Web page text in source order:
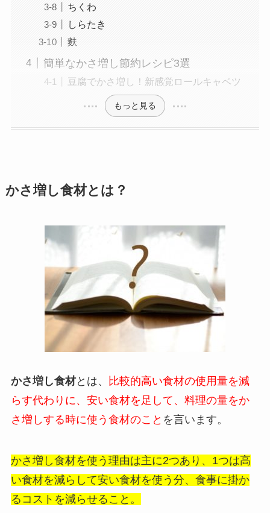
ちくわ
しらたき
麩
簡単なかさ増し節約レシピ3選
豆腐でかさ増し！新感覚ロールキャベツ
もっと見る
かさ増し食材とは？
かさ増し食材とは、
比較的高い食材の使用量を減
らす代わりに、安い食材を足して、料理の量をか
さ増しする時に使う食材のこと を言います。
かさ増し食材を使う理由は主に2つあり、1つは高
い食材を減らして安い食材を使う分、食事に掛か
るコストを減らせること。